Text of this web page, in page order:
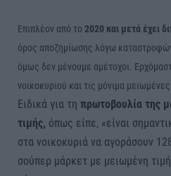
Επιπλέον από το 2020 και μετά έχει
όρος αποζημίωσης λόγω
όμως δεν μένουμε αμέτοχοι.
νοικοκυριού και τις μόνιμα μειωμένες
Ειδικά για τη πρωτοβουλία της
τιμής, όπως είπε, «είναι
στα νοικοκυριά να αγοράσουν
σούπερ μάρκετ με μειωμένη